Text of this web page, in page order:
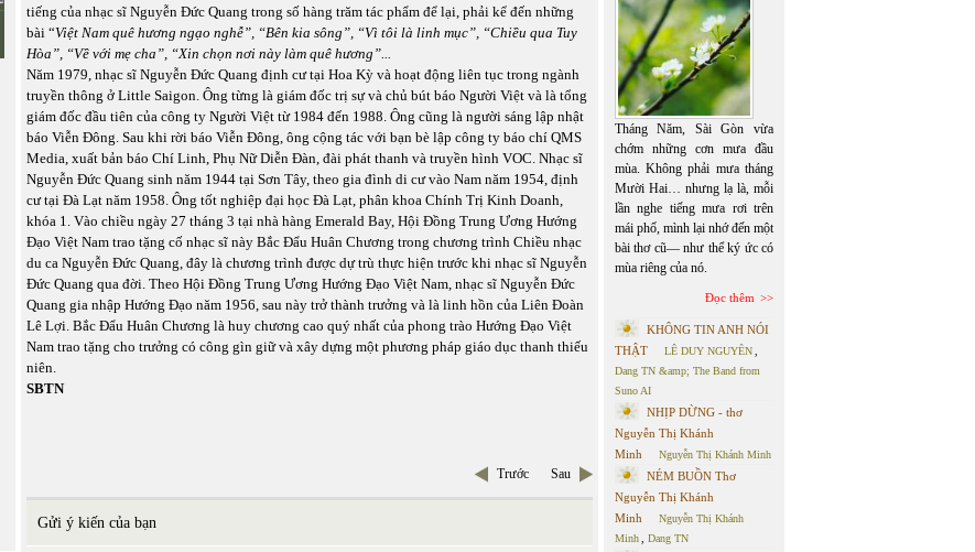
tiếng của nhạc sĩ Nguyễn Đức Quang trong số hàng trăm tác phẩm để lại, phải kể đến những
bài “Việt Nam quê hương ngạo nghễ”, “Bên kia sông”, “Vì tôi là linh mục”, “Chiều qua Tuy
Hòa”, “Về với mẹ cha”, “Xin chọn nơi này làm quê hương”...
Năm 1979, nhạc sĩ Nguyễn Đức Quang định cư tại Hoa Kỳ và hoạt động liên tục trong ngành
truyền thông ở Little Saigon. Ông từng là giám đốc trị sự và chủ bút báo Người Việt và là tổng
giám đốc đầu tiên của công ty Người Việt từ 1984 đến 1988. Ông cũng là người sáng lập nhật
báo Viễn Đông. Sau khi rời báo Viễn Đông, ông cộng tác với bạn bè lập công ty báo chí QMS
Media, xuất bản báo Chí Linh, Phụ Nữ Diễn Đàn, đài phát thanh và truyền hình VOC. Nhạc sĩ
Nguyễn Đức Quang sinh năm 1944 tại Sơn Tây, theo gia đình di cư vào Nam năm 1954, định
cư tại Đà Lạt năm 1958. Ông tốt nghiệp đại học Đà Lạt, phân khoa Chính Trị Kinh Doanh,
khóa 1. Vào chiều ngày 27 tháng 3 tại nhà hàng Emerald Bay, Hội Đồng Trung Ương Hướng
Đạo Việt Nam trao tặng cố nhạc sĩ này Bắc Đẩu Huân Chương trong chương trình Chiều nhạc
du ca Nguyễn Đức Quang, đây là chương trình được dự trù thực hiện trước khi nhạc sĩ Nguyễn
Đức Quang qua đời. Theo Hội Đồng Trung Ương Hướng Đạo Việt Nam, nhạc sĩ Nguyễn Đức
Quang gia nhập Hướng Đạo năm 1956, sau này trở thành trưởng và là linh hồn của Liên Đoàn
Lê Lợi. Bắc Đẩu Huân Chương là huy chương cao quý nhất của phong trào Hướng Đạo Việt
Nam trao tặng cho trưởng có công gìn giữ và xây dựng một phương pháp giáo dục thanh thiếu
niên.
SBTN
Trước Sau
Gửi ý kiến của bạn
Tháng Năm, Sài Gòn vừa
chớm những cơn mưa đầu
mùa. Không phải mưa tháng
Mười Hai… nhưng lạ là, mỗi
lần nghe tiếng mưa rơi trên
mái phố, mình lại nhớ đến một
bài thơ cũ— như thể ký ức có
mùa riêng của nó.
Đọc thêm
KHÔNG TIN ANH NÓI
THẬT
LÊ DUY NGUYÊN
Dang TN &amp; The Band from
Suno AI
NHỊP DỪNG - thơ
Nguyễn Thị Khánh
Minh
Nguyễn Thị Khánh Minh
NÉM BUỒN Thơ
Nguyễn Thị Khánh
Minh
Nguyễn Thị Khánh
Minh
Dang TN